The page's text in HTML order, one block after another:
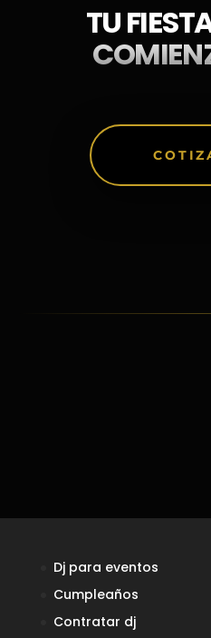
TU
Dj para eventos
Cumpleaños
Contratar dj